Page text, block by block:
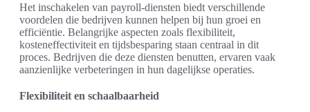
Het inschakelen van payroll-diensten biedt verschillende
voordelen die bedrijven kunnen helpen bij hun groei en
efficiëntie. Belangrijke aspecten zoals flexibiliteit,
kosteneffectiviteit en tijdsbesparing staan centraal in dit
proces. Bedrijven die deze diensten benutten, ervaren vaak
aanzienlijke verbeteringen in hun dagelijkse operaties.
Flexibiliteit en schaalbaarheid